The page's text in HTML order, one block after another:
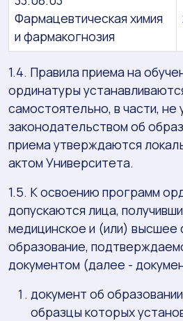
Фармацевтическая химия
и фармакогнозия
1.4. Правила приема на
ординатуры
самостоятельно, в части, не
законодательством об
приема утверждаются
актом Университета.
1.5. К освоению программ
допускаются лица,
медицинское и (или) высшее
образование,
документом (далее -
документ об
образцы которых